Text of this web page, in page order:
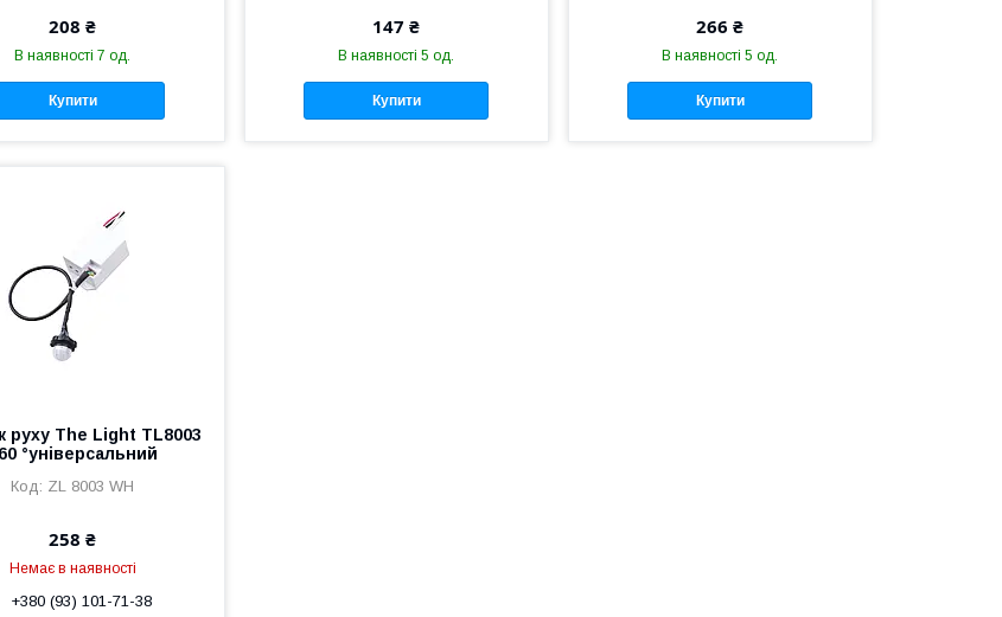
208 ₴
В наявності 7 од.
Купити
147 ₴
В наявності 5 од.
Купити
266 ₴
В наявності 5 од.
Купити
руху The Light TL8003
°універсальний
ZL 8003 WH
258 ₴
Немає в наявності
+380 (93) 101-71-38